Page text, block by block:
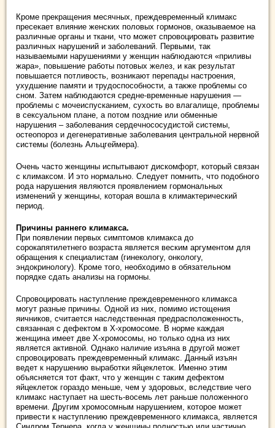
Кроме прекращения месячных, преждевременный климакс
пресекает влияние женских половых гормонов, оказываемое на
различные органы и ткани, что может спровоцировать развитие
различных нарушений и заболеваний. Первыми, так
называемыми нарушениями у женщин наблюдаются «приливы
жара», повышение работы потовых желез, и как результат
повышается потливость, возникают перепады настроения,
ухудшение памяти и трудоспособности, а также проблемы со
сном. Затем наблюдаются средне-временные нарушения —
проблемы с мочеиспусканием, сухость во влагалище, проблемы
в сексуальном плане, а потом поздние или обменные
нарушения – заболевания сердечнососудистой системы,
остеопороз и дегенеративные заболевания центральной нервной
системы (болезнь Альцгеймера).
Очень часто женщины испытывают дискомфорт, который связан
с климаксом. И это нормально. Следует помнить, что подобного
рода нарушения являются проявлением гормональных
изменений у женщины, которая вошла в климактерический
период.
Причины раннего климакса.
При появлении первых симптомов климакса до
сорокапятилетнего возраста является веским аргументом для
обращения к специалистам (гинекологу, онкологу,
эндокринологу). Кроме того, необходимо в обязательном
порядке сдать анализы на гормоны.
Спровоцировать наступление преждевременного климакса
могут разные причины. Одной из них, помимо истощения
яичников, считается наследственная предрасположенность,
связанная с дефектом в Х-хромосоме. В норме каждая
женщина имеет две Х-хромосомы, но только одна из них
является активной. Однако наличие изъяна в другой может
спровоцировать преждевременный климакс. Данный изъян
ведет к нарушению выработки яйцеклеток. Именно этим
объясняется тот факт, что у женщин с таким дефектом
яйцеклеток гораздо меньше, чем у здоровых, вследствие чего
климакс наступает на шесть-восемь лет раньше положенного
времени. Другим хромосомным нарушением, которое может
привести к наступлению преждевременного климакса, является